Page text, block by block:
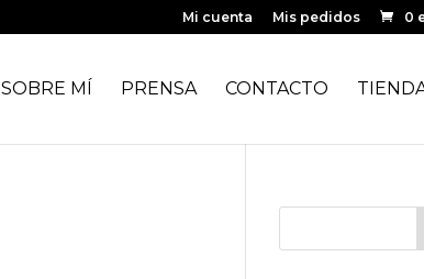
Mi cuenta Mis pedidos 0
SOBRE MÍ PRENSA CONTACTO